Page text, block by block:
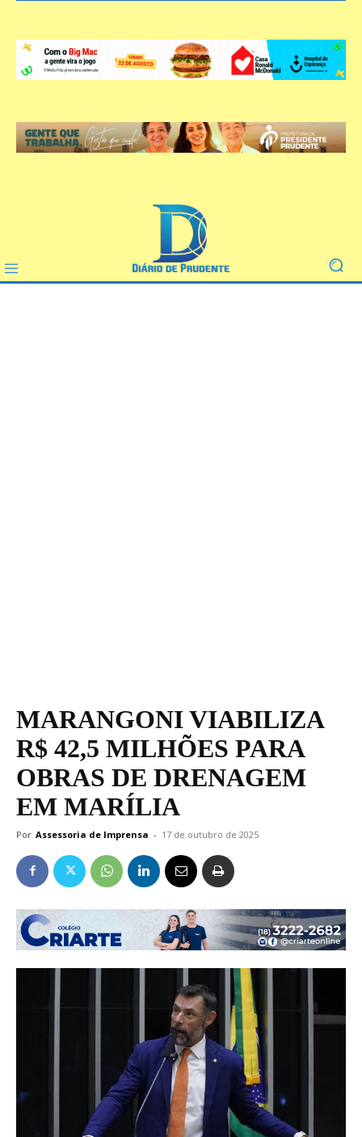
MARANGONI VIABILIZA
R$ 42,5 MILHÕES PARA
OBRAS DE DRENAGEM
EM MARÍLIA
Por Assessoria de Imprensa - 17 de outubro de 2025